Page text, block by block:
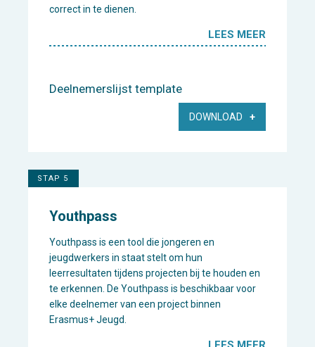
correct in te dienen.
LEES MEER
Deelnemerslijst template
DOWNLOAD
STAP 5
Youthpass
Youthpass is een tool die jongeren en
jeugdwerkers in staat stelt om hun
leerresultaten tijdens projecten bij te houden en
te erkennen. De Youthpass is beschikbaar voor
elke deelnemer van een project binnen
Erasmus+ Jeugd.